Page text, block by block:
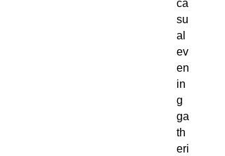
ca
su
al
ev
en
in
g
ga
th
eri